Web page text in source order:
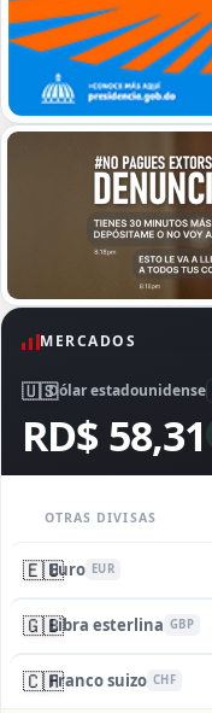
MERCADOS
🇺🇸Dólar estadounidense
RD$ 58,31
OTRAS DIVISAS
🇪🇺Euro EUR
🇬🇧Libra esterlina GBP
🇨🇭Franco suizo CHF